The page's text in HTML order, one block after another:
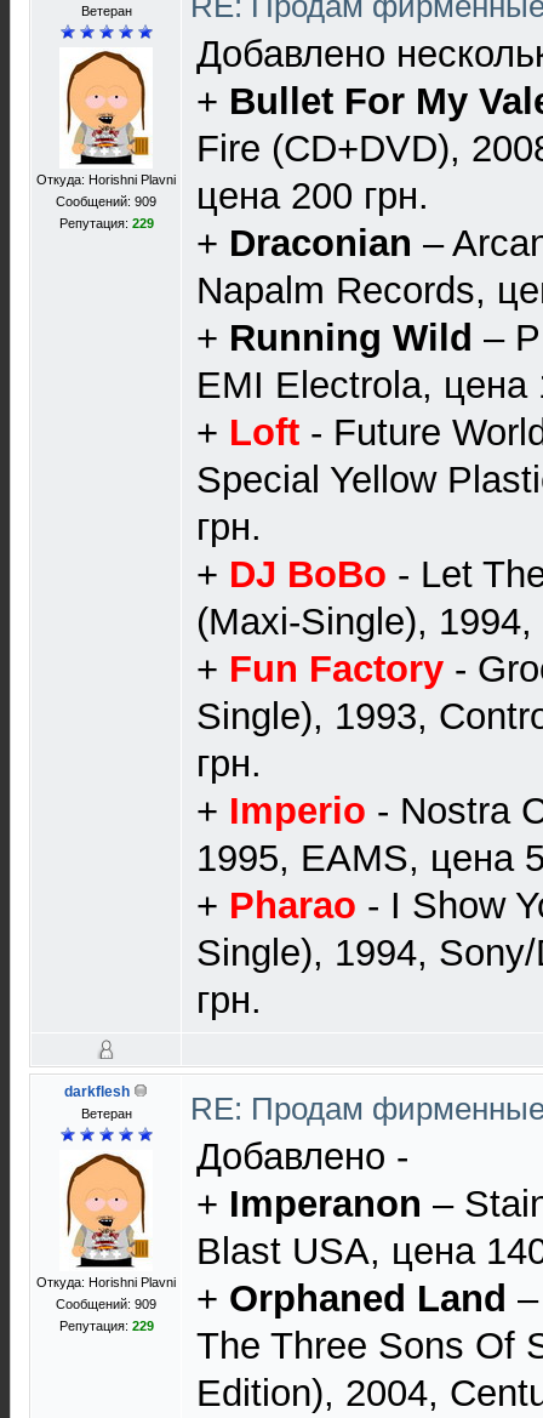
Ветеран
Откуда: Horishni Plavni
Сообщений: 909
Репутация: 229
Добавлено
+ Bullet For My
Fire (CD+DVD),
цена 200 грн.
+ Draconian ‎–
Napalm Records,
+ Running Wild ‎–
EMI Electrola, цена
+ Loft - Future
Special Yellow
грн.
+ DJ BoBo - Let
(Maxi-Single),
+ Fun Factory -
Single), 1993,
грн.
+ Imperio - Nostra
1995, EAMS, цена
+ Pharao - I Show
Single), 1994,
грн.
darkflesh
Ветеран
Откуда: Horishni Plavni
Сообщений: 909
Репутация: 229
RE: Продам
Добавлено -
+ Imperanon ‎–
Blast USA, цена
+ Orphaned Land
The Three Sons Of
Edition), 2004,